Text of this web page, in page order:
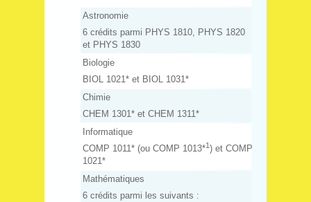
Astronomie
6 crédits parmi PHYS 1810, PHYS 1820
et PHYS 1830
Biologie
BIOL 1021* et BIOL 1031*
Chimie
CHEM 1301* et CHEM 1311*
Informatique
COMP 1011* (ou COMP 1013*1) et COMP
1021*
Mathématiques
6 crédits parmi les suivants :